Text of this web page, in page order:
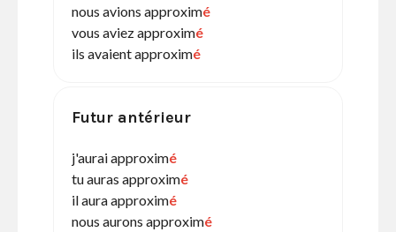
nous avions approximé
vous aviez approximé
ils avaient approximé
Futur antérieur
j'aurai approximé
tu auras approximé
il aura approximé
nous aurons approximé